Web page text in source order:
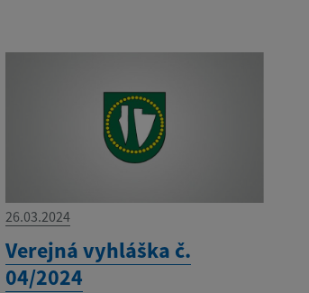
26.03.2024
Verejná vyhláška č.
04/2024